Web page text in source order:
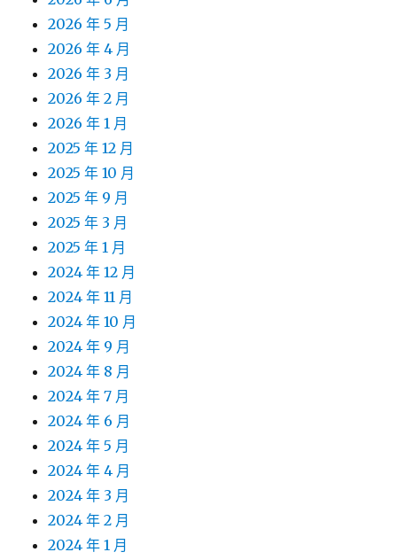
2026 年 5 月
2026 年 4 月
2026 年 3 月
2026 年 2 月
2026 年 1 月
2025 年 12 月
2025 年 10 月
2025 年 9 月
2025 年 3 月
2025 年 1 月
2024 年 12 月
2024 年 11 月
2024 年 10 月
2024 年 9 月
2024 年 8 月
2024 年 7 月
2024 年 6 月
2024 年 5 月
2024 年 4 月
2024 年 3 月
2024 年 2 月
2024 年 1 月